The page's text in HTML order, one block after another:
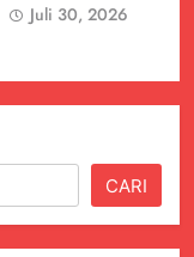
Juli 30, 2026
CARI